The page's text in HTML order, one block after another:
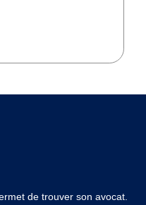
de trouver son avocat.